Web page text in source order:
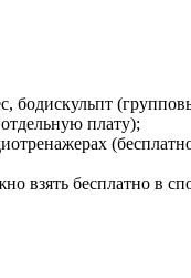
бодискульпт
плату);
взять бесплатно в